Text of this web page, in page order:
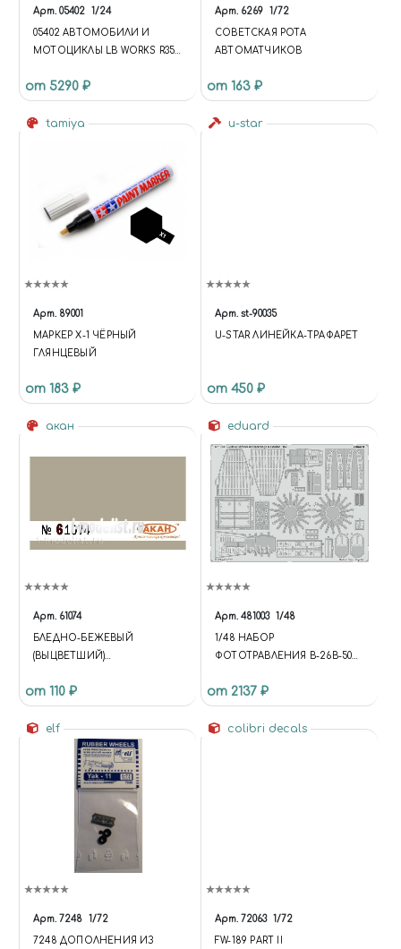
Арт. 05402 1/24
05402 АВТОМОБИЛИ И
МОТОЦИКЛЫ LB WORKS R35
от 5290 ₽
Арт. 6269 1/72
СОВЕТСКАЯ РОТА
АВТОМАТЧИКОВ
от 163 ₽
tamiya
Арт. 89001
МАРКЕР X-1 ЧЁРНЫЙ
ГЛЯНЦЕВЫЙ
от 183 ₽
u-star
Арт. st-90035
U-STAR ЛИНЕЙКА-ТРАФАРЕТ
от 450 ₽
акан
Арт. 61074
БЛЕДНО-БЕЖЕВЫЙ
(ВЫЦВЕТШИЙ)
ТРЁХЦВЕТНЫЙ КАМУФЛЯЖ:
КУРТКИ, БРЮКИ,
КОМБИНЕЗОНЫ, ПАЛАТКИ -
В ЕВРОПЕ И АФРИКЕ
от 110 ₽
eduard
Арт. 481003 1/48
1/48 НАБОР
ФОТОТРАВЛЕНИЯ B-26B-50
ЭКСТЕРЬЕР
от 2137 ₽
elf
Арт. 7248 1/72
7248 ДОПОЛНЕНИЯ ИЗ
colibri decals
Арт. 72063 1/72
FW-189 PART II